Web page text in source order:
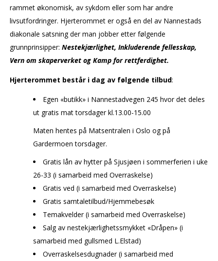
rammet økonomisk, av sykdom eller som har andre
livsutfordringer. Hjerterommet er også en del av Nannestads
diakonale satsning der man jobber etter følgende
grunnprinsipper: Nestekjærlighet, Inkluderende fellesskap,
Vern om skaperverket og Kamp for rettferdighet.
Hjerterommet består i dag av følgende tilbud:
Egen «butikk» i Nannestadvegen 245 hvor det deles
ut gratis mat torsdager kl.13.00-15.00
Maten hentes på Matsentralen i Oslo og på
Gardermoen torsdager.
Gratis lån av hytter på Sjusjøen i sommerferien i uke
26-33 (i samarbeid med Overraskelse)
Gratis ved (i samarbeid med Overraskelse)
Gratis samtaletilbud/Hjemmebesøk
Temakvelder (i samarbeid med Overraskelse)
Salg av nestekjærlighetssmykket «Dråpen» (i
samarbeid med gullsmed L.Elstad)
Overraskelsesdugnader (i samarbeid med